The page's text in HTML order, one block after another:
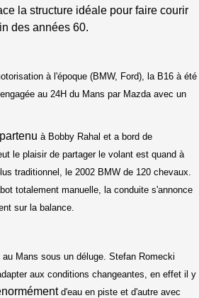
la structure idéale pour faire courir
des années 60.
à l'époque (BMW, Ford), la B16 à été
au 24H du Mans par Mazda avec un
à Bobby Rahal et a bord de
le plaisir de partager le volant est quand à
traditionnel, le 2002 BMW de 120 chevaux.
totalement manuelle, la conduite s'annonce
sur la balance.
Mans sous un déluge. Stefan Romecki
aux conditions changeantes, en effet il y
d'eau en piste et d'autre avec